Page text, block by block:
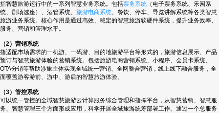
指智慧旅游运行中的一系列智慧业务系统。包括票务系统 （电子票务系统、乐园系
统、剧场选座）、酒管系统、 旅游电商系统、餐饮、停车、导览讲解系统等各类智慧
旅游业务系统。核心作用是通过高效、稳定的智慧旅游软硬件系统，提升业务效率、
服务、营销和管理水平。
（2）营销系统
指适配市场需求的一机游、一码游、目的地旅游平台等形式的，旅游信息展示、产品
预订与智慧旅游体验的营销系统。包括旅游电商营销系统、小程序、会员卡系统、
OTA分销等帮助涉旅主体实现全域统一营销、全网整合营销，线上线下融合服务，全
面覆盖游客游前、游中、游后的智慧旅游体验。
（3）管控系统
可以统一管控的全域智慧旅游云计算服务综合管理和指挥平台，从智慧营销、智慧服
务、智慧管理三个方面形成应用，科学开展全域旅游统筹部署工作。通过一个总服务